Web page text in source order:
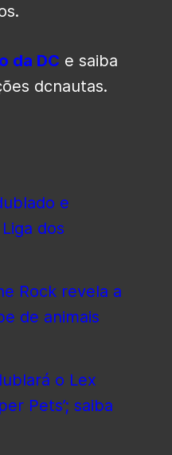
da DC e saiba
dcnautas.
e
dos
Rock revela a
de animais
o Lex
Pets’; saiba